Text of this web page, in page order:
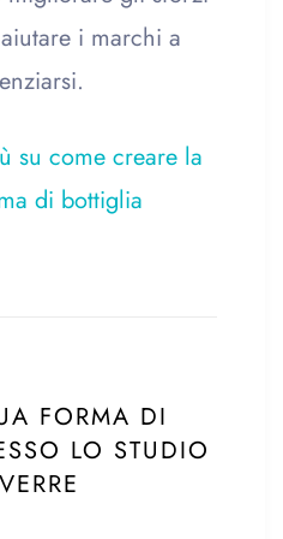
i marchi a
su come creare la
di bottiglia
FORMA DI
LO STUDIO